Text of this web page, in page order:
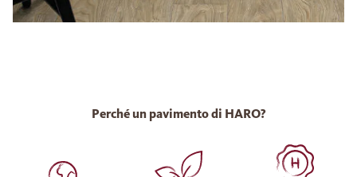
Perché un pavimento di HARO?